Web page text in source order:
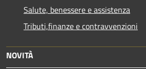
Salute, benessere e assistenza
Tributi,finanze e contravvenzioni
NOVITÀ